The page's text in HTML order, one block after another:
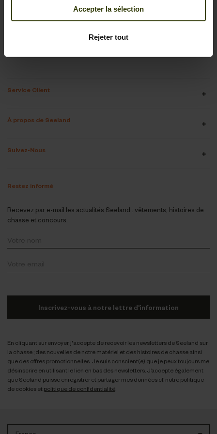
Accepter la sélection
Rejeter tout
+33 9 73 05 04 55
Service Client
À propos de Seeland
Suivez-Nous
Restez informé
Recevez par e-mail les actualités Seeland : vêtements, histoires de
chasse et concours.
Inscrivez-vous à notre lettre d'information
En cliquant sur envoyer, j'accepte de recevoir les newsletters de Seeland sur
la chasse ; des nouvelles de notre matériel et des histoires de chasse ainsi
que des offres promotionnelles. Je suis conscient(e) que je peux toujours me
désinscrire en utilisant le lien en bas des newsletters. J’accepte également
que Seeland puisse enregistrer et partager mes données cf. notre politique
de cookies et politique de confidentialité.